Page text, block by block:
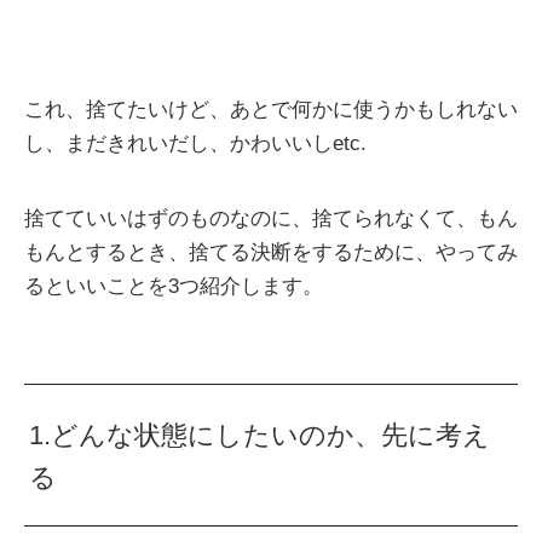
これ、捨てたいけど、あとで何かに使うかもしれない
し、まだきれいだし、かわいいしetc.
捨てていいはずのものなのに、捨てられなくて、もん
もんとするとき、捨てる決断をするために、やってみ
るといいことを3つ紹介します。
1.どんな状態にしたいのか、先に考え
る